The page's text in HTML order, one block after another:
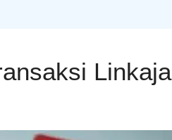
Linkaja